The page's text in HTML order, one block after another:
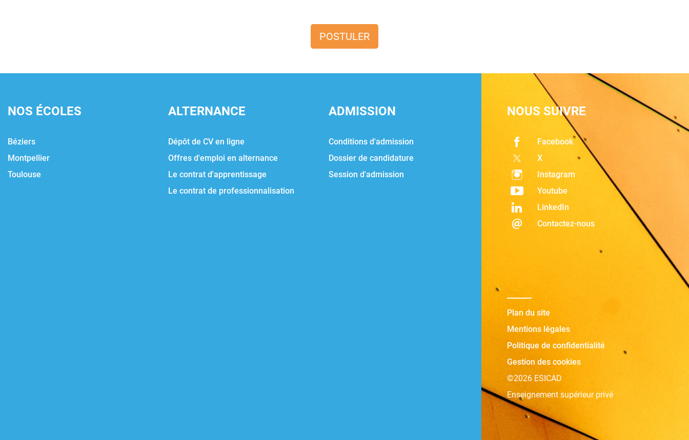
POSTULER
NOS ÉCOLES
Béziers
Montpellier
Toulouse
ALTERNANCE
Dépôt de CV en ligne
Offres d'emploi en alternance
Le contrat d'apprentissage
Le contrat de professionnalisation
ADMISSION
Conditions d'admission
Dossier de candidature
Session d'admission
NOUS SUIVRE
Facebook
X
Instagram
Youtube
LinkedIn
Contactez-nous
Plan du site
Mentions légales
Politique de confidentialité
Gestion des cookies
©2026 ESICAD
Enseignement supérieur privé